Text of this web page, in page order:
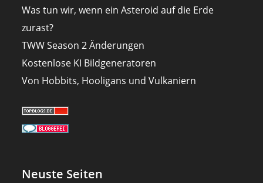
Was tun wir, wenn ein Asteroid auf die Erde
zurast?
TWW Season 2 Änderungen
Kostenlose KI Bildgeneratoren
Von Hobbits, Hooligans und Vulkaniern
Neuste Seiten